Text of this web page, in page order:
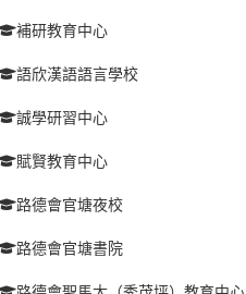
補研教育中心
語欣漢語語言學校
誠學研習中心
賦賢教育中心
路德會官塘夜校
路德會官塘書院